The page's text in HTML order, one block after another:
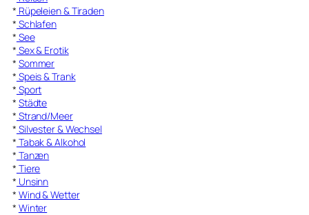
* Rüpeleien & Tiraden
* Schlafen
* See
* Sex & Erotik
* Sommer
* Speis & Trank
* Sport
* Städte
* Strand/Meer
* Silvester & Wechsel
* Tabak & Alkohol
* Tanzen
* Tiere
* Unsinn
* Wind & Wetter
* Winter